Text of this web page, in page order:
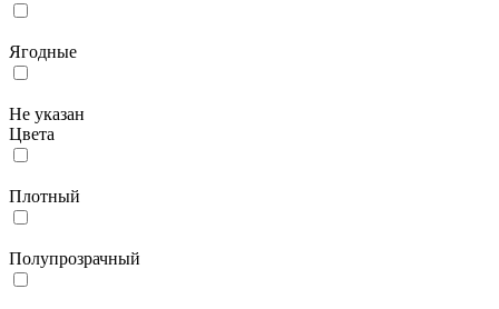
Ягодные
Не указан
Цвета
Плотный
Полупрозрачный